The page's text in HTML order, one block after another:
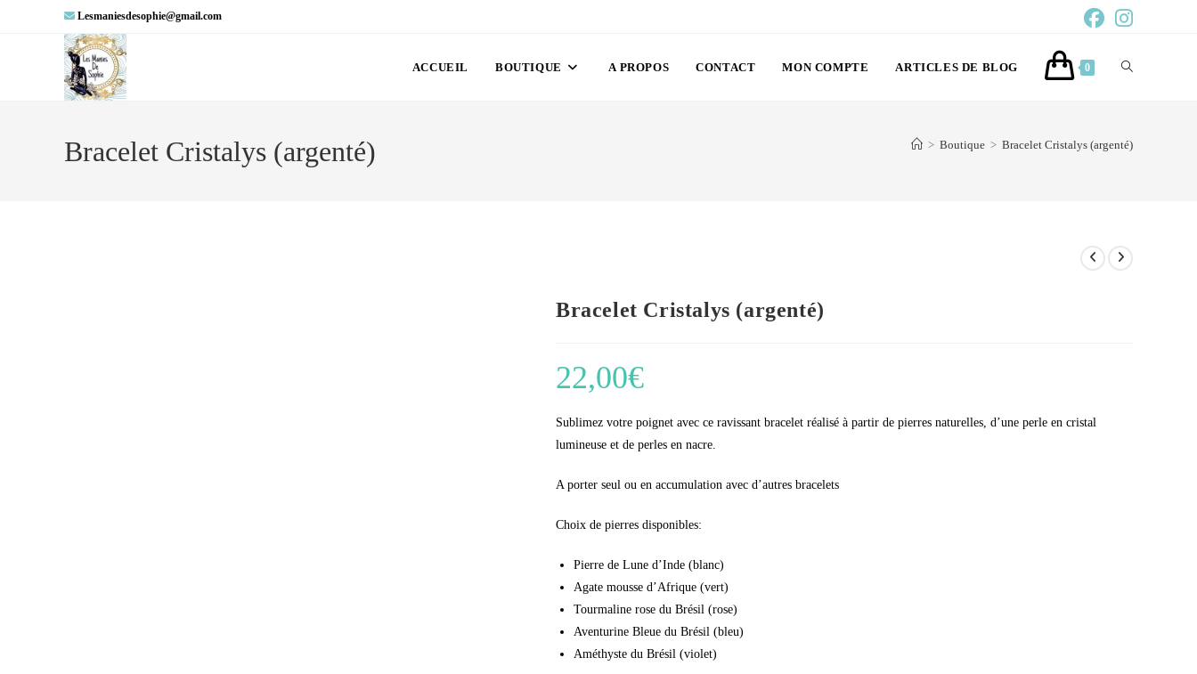
Lesmaniesdesophie@gmail.com
ACCUEIL BOUTIQUE A PROPOS CONTACT MON COMPTE ARTICLES DE BLOG 0
Bracelet Cristalys (argenté) > Boutique > Bracelet Cristalys (argenté)
Bracelet Cristalys (argenté)
22,00€
Sublimez votre poignet avec ce ravissant bracelet réalisé à partir de pierres naturelles, d’une perle en cristal
lumineuse et de perles en nacre.
A porter seul ou en accumulation avec d’autres bracelets
Choix de pierres disponibles:
Pierre de Lune d’Inde (blanc)
Agate mousse d’Afrique (vert)
Tourmaline rose du Brésil (rose)
Aventurine Bleue du Brésil (bleu)
Améthyste du Brésil (violet)